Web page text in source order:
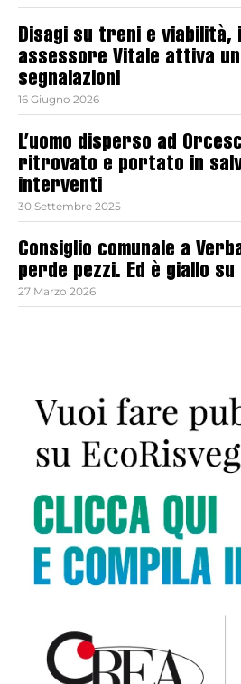
Disagi su treni e viabilità,
assessore Vitale attiva
segnalazioni
16 Giugno 2026
L’uomo disperso ad
ritrovato e portato in
interventi
30 Settembre 2025
Consiglio comunale a
perde pezzi. Ed è giallo
27 Marzo 2026